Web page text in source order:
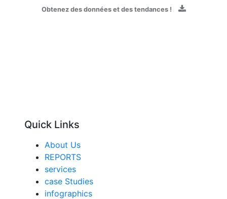
Obtenez des données et des tendances !
Quick Links
About Us
REPORTS
services
case Studies
infographics